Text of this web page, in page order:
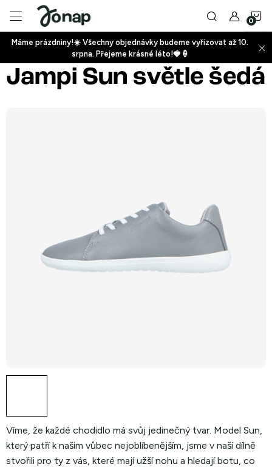
obsah
+
Máme prázdniny!☀️ Všechny objednávky budeme vyřizovat až 10.
srpna. Přejeme krásné léto!🍓🍦
Jampi Sun světle šedá
Víme, že každé chodidlo má svůj jedinečný tvar. Model Sun,
který patří k našim vůbec nejoblíbenějším, jsme v naší dílně
stvořili pro ty z vás, které mají užší nohu a hledají botu, co